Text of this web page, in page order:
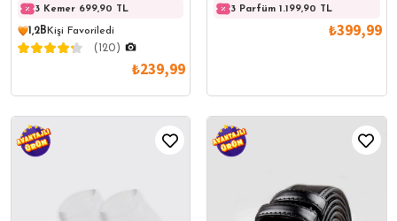
3 Kemer 699,90 TL 3 Kemer 699,90 TL
1,2B Kişi Favoriledi
(120)
₺239,99
3 Parfüm 1.199,90 TL
₺399,99